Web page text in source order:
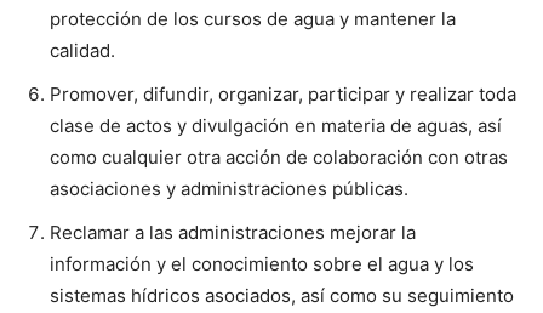
protección de los cursos de agua y mantener la
calidad.
Promover, difundir, organizar, participar y realizar toda
clase de actos y divulgación en materia de aguas, así
como cualquier otra acción de colaboración con otras
asociaciones y administraciones públicas.
Reclamar a las administraciones mejorar la
información y el conocimiento sobre el agua y los
sistemas hídricos asociados, así como su seguimiento